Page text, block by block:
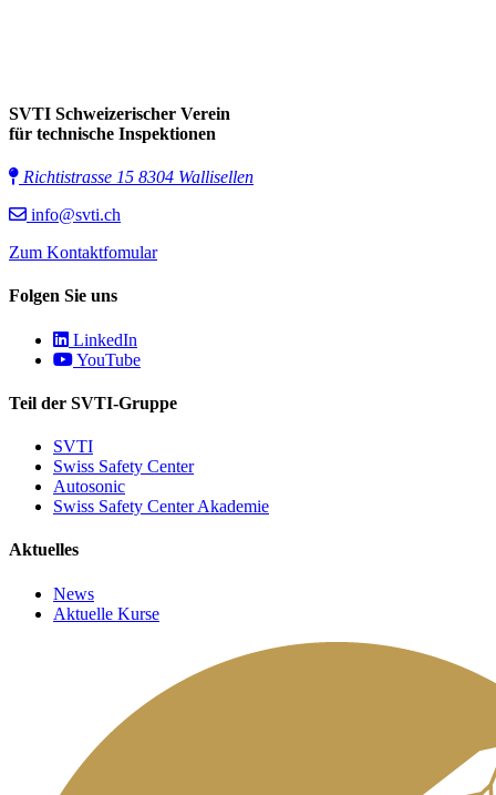
SVTI Schweizerischer Verein
für technische Inspektionen
Richtistrasse 15 8304 Wallisellen
info@svti.ch
Zum Kontaktfomular
Folgen Sie uns
LinkedIn
YouTube
Teil der SVTI-Gruppe
SVTI
Swiss Safety Center
Autosonic
Swiss Safety Center Akademie
Aktuelles
News
Aktuelle Kurse